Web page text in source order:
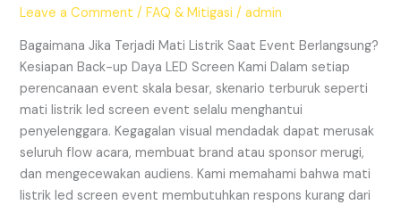
Leave a Comment /FAQ & Mitigasi /admin
Bagaimana Jika Terjadi Mati Listrik Saat Event Berlangsung?
Kesiapan Back-up Daya LED Screen Kami Dalam setiap
perencanaan event skala besar, skenario terburuk seperti
mati listrik led screen event selalu menghantui
penyelenggara. Kegagalan visual mendadak dapat merusak
seluruh flow acara, membuat brand atau sponsor merugi,
dan mengecewakan audiens. Kami memahami bahwa mati
listrik led screen event membutuhkan respons kurang dari
Event
Kesiapan
Back-
up
Daya
LED
Screen
Kami